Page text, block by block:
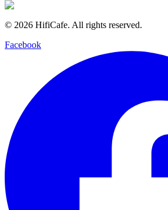
© 2026 HifiCafe. All rights reserved.
Facebook